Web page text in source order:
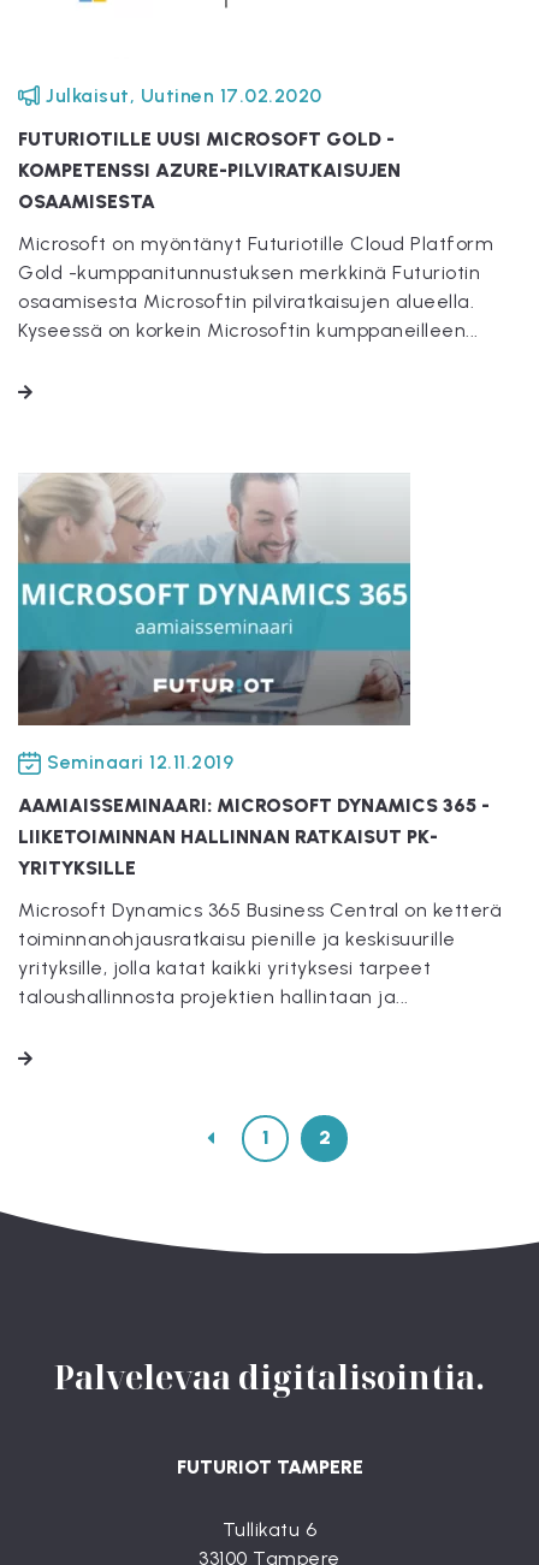
Julkaisut, Uutinen 17.02.2020
FUTURIOTILLE UUSI MICROSOFT GOLD -
KOMPETENSSI AZURE-PILVIRATKAISUJEN
OSAAMISESTA
Microsoft on myöntänyt Futuriotille Cloud Platform
Gold -kumppanitunnustuksen merkkinä Futuriotin
osaamisesta Microsoftin pilviratkaisujen alueella.
Kyseessä on korkein Microsoftin kumppaneilleen...
LUE LISÄÄ
Seminaari 12.11.2019
AAMIAISSEMINAARI: MICROSOFT DYNAMICS 365 -
LIIKETOIMINNAN HALLINNAN RATKAISUT PK-
YRITYKSILLE
Microsoft Dynamics 365 Business Central on ketterä
toiminnanohjausratkaisu pienille ja keskisuurille
yrityksille, jolla katat kaikki yrityksesi tarpeet
taloushallinnosta projektien hallintaan ja...
LUE LISÄÄ
1 2
Palvelevaa digitalisointia.
FUTURIOT TAMPERE
Tullikatu 6
33100 Tampere